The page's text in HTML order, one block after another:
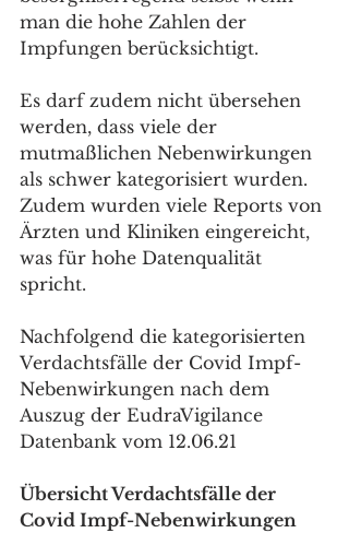
man die hohe Zahlen der
Impfungen berücksichtigt.
Es darf zudem nicht übersehen
werden, dass viele der
mutmaßlichen Nebenwirkungen
als schwer kategorisiert wurden.
Zudem wurden viele Reports von
Ärzten und Kliniken eingereicht,
was für hohe Datenqualität
spricht.
Nachfolgend die kategorisierten
Verdachtsfälle der Covid Impf-
Nebenwirkungen nach dem
Auszug der EudraVigilance
Datenbank vom 12.06.21
Übersicht Verdachtsfälle der
Covid Impf-Nebenwirkungen